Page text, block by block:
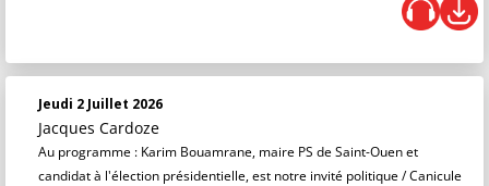
Jeudi 2 Juillet 2026
Jacques Cardoze
Au programme : Karim Bouamrane, maire PS de Saint-Ouen et
candidat à l'élection présidentielle, est notre invité politique / Canicule